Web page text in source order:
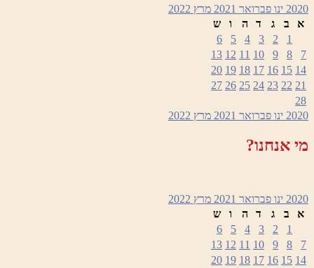
2020 ינו פברואר 2021 מרץ 2022
א
ב ג ד ה ו
ש
1
2
3
4
5
6
7
8
9
10
11
12
13
14
15
16
17
18
19
20
21
22
23
24
25
26
27
28
2020 ינו פברואר 2021 מרץ 2022
מי אנחנו?
2020 ינו פברואר 2021 מרץ 2022
א
ב ג ד ה ו
ש
1
2
3
4
5
6
7
8
9
10
11
12
13
14
15
16
17
18
19
20